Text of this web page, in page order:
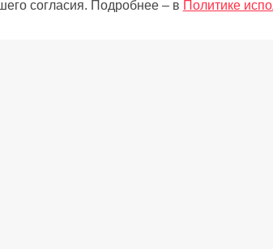
согласия. Подробнее – в Политике